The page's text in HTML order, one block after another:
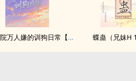
贵族学院万人嫌的训狗日常【NP】 蝶蛊（兄妹H